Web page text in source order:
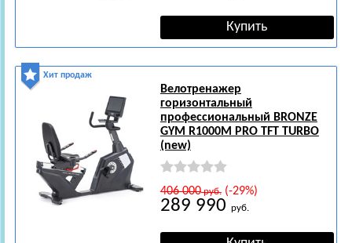
Хит продаж
Велотренажер
горизонтальный
профессиональный BRONZE
GYM R1000M PRO TFT TURBO
(new)
406 000руб.(-29%)
289 990 руб.